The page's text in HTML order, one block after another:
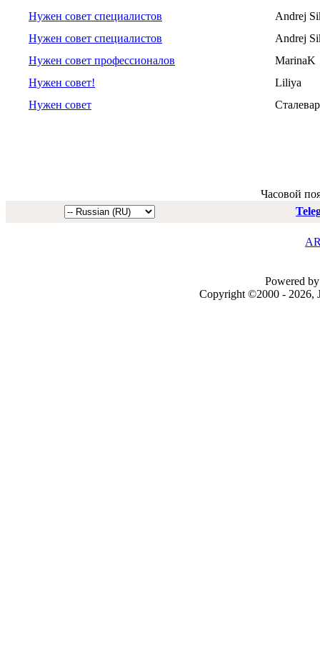
Нужен совет специалистов
Andrej
Нужен совет специалистов
Andrej
Нужен совет профессионалов
MarinaK
Нужен совет!
Liliya
Нужен совет
Сталевар
Часовой
Powered
Copyright ©2000 - 2026,